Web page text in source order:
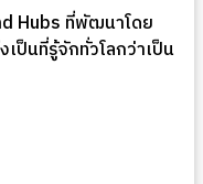
Hubs ที่พัฒนาโดย
เป็นที่รู้จักทั่วโลกว่าเป็น